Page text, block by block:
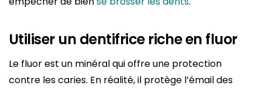
Utiliser un dentifrice riche en fluor
Le fluor est un minéral qui offre une protection
contre les caries. En réalité, il protège l’émail des